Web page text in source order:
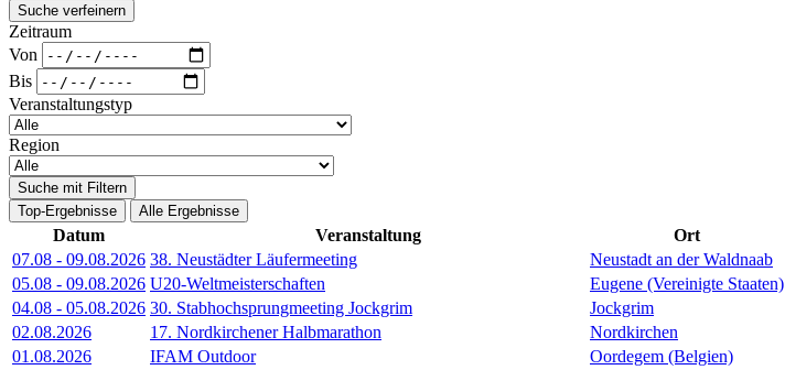
Suche verfeinern
Zeitraum
Von
Bis
Veranstaltungstyp
Region
Suche mit Filtern
Top-Ergebnisse
Alle Ergebnisse
Datum Veranstaltung
Ort
07.08 - 09.08.2026 38. Neustädter Läufermeeting
Neustadt an der Waldnaab
05.08 - 09.08.2026 U20-Weltmeisterschaften
Eugene (Vereinigte Staaten)
04.08 - 05.08.2026 30. Stabhochsprungmeeting Jockgrim
Jockgrim
02.08.2026
17. Nordkirchener Halbmarathon
Nordkirchen
01.08.2026
IFAM Outdoor
Oordegem (Belgien)